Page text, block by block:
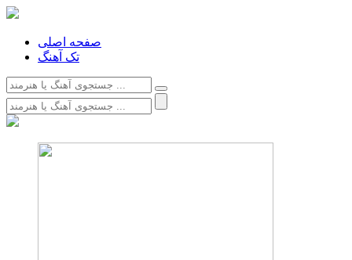
صفحه اصلی
تک آهنگ